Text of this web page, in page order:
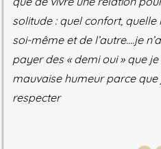
solitude : quel confort,
soi-même et de l’autre….je
payer des « demi oui » que
mauvaise humeur parce que
respecter